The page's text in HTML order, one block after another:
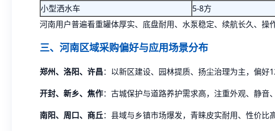
小型洒水车
5-8方
河南用户普遍看重罐体厚实、底盘耐用、水泵稳定、续航长久、操
三、河南区域采购偏好与应用场景分布
郑州、洛阳、许昌：以新区建设、园林提质、扬尘治理为主，偏好
开封、新乡、焦作：古城保护与道路养护需求高，注重外观、静音
南阳、周口、商丘：县域与乡镇市场爆发，青睐皮实耐用、性价比